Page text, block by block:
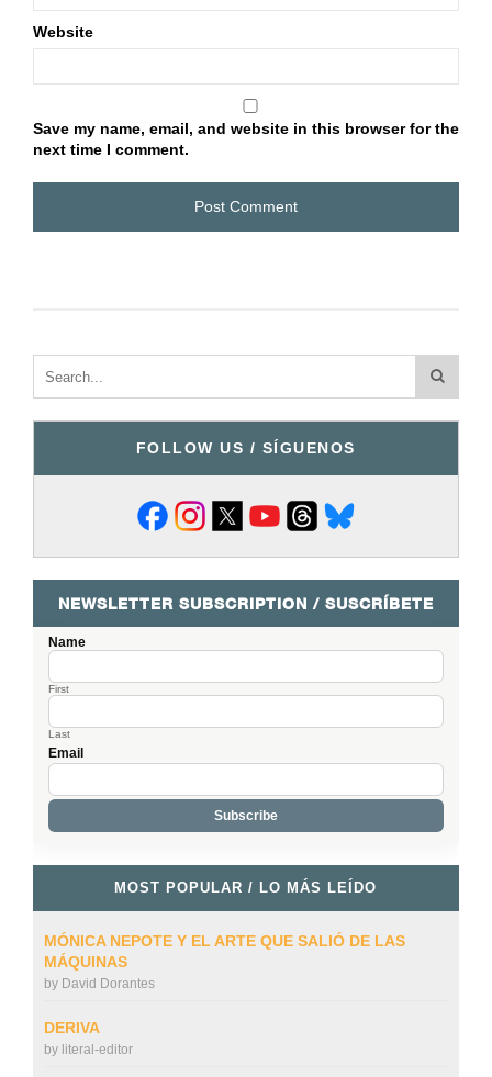
Website
Save my name, email, and website in this browser for the
next time I comment.
FOLLOW US / SÍGUENOS
NEWSLETTER SUBSCRIPTION / SUSCRÍBETE
Name
First
Last
Email
MOST POPULAR / LO MÁS LEÍDO
MÓNICA NEPOTE Y EL ARTE QUE SALIÓ DE LAS
MÁQUINAS
by David Dorantes
DERIVA
by literal-editor